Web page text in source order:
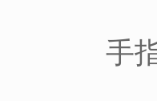
手